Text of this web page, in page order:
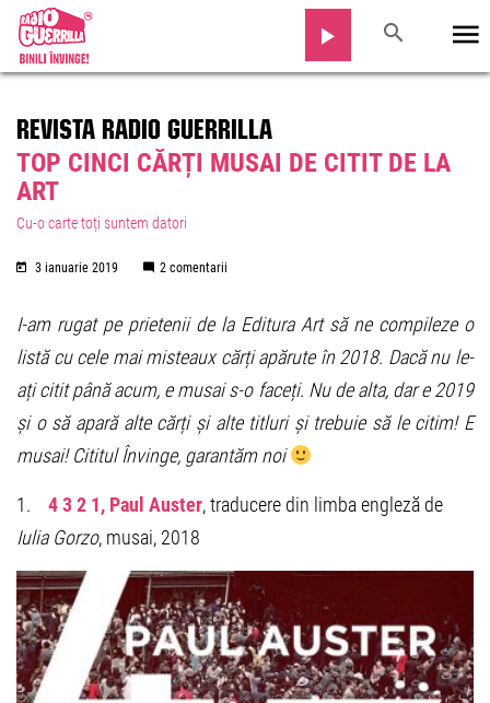
REVISTA RADIO GUERRILLA
TOP CINCI CĂRȚI MUSAI DE CITIT DE LA
ART
Cu-o carte toți suntem datori
3 ianuarie 2019 2 comentarii
I-am rugat pe prietenii de la Editura Art să ne compileze o
listă cu cele mai misteaux cărți apărute în 2018. Dacă nu le-
ați citit până acum, e musai s-o faceți. Nu de alta, dar e 2019
și o să apară alte cărți și alte titluri și trebuie să le citim! E
musai! Cititul Învinge, garantăm noi
1. 4 3 2 1, Paul Auster, traducere din limba engleză de
Iulia Gorzo, musai, 2018